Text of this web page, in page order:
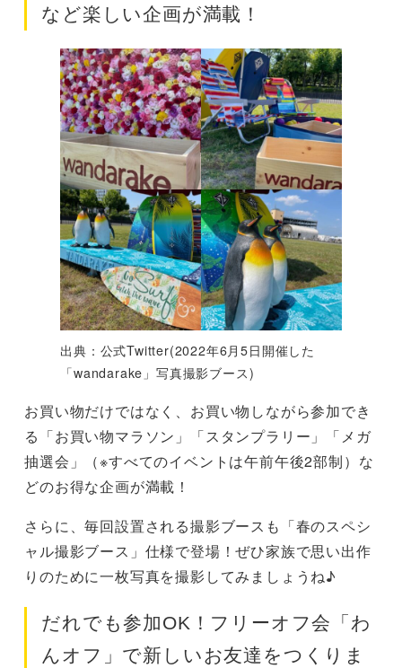
など楽しい企画が満載！
出典：公式Twitter(2022年6月5日開催した
「wandarake」写真撮影ブース)
お買い物だけではなく、お買い物しながら参加でき
る「お買い物マラソン」「スタンプラリー」「メガ
抽選会」（※すべてのイベントは午前午後2部制）な
どのお得な企画が満載！
さらに、毎回設置される撮影ブースも「春のスペシ
ャル撮影ブース」仕様で登場！ぜひ家族で思い出作
りのために一枚写真を撮影してみましょうね♪
だれでも参加OK！フリーオフ会「わ
んオフ」で新しいお友達をつくりま